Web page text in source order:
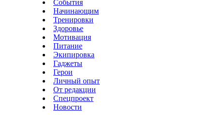
События
Начинающим
Тренировки
Здоровье
Мотивация
Питание
Экипировка
Гаджеты
Герои
Личный опыт
От редакции
Спецпроект
Новости